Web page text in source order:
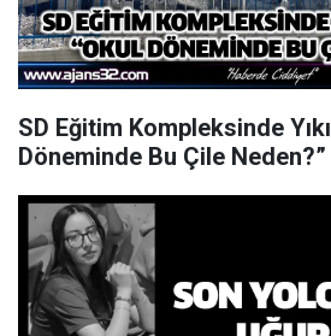
SD Eğitim Kompleksinde
Döneminde Bu Çile